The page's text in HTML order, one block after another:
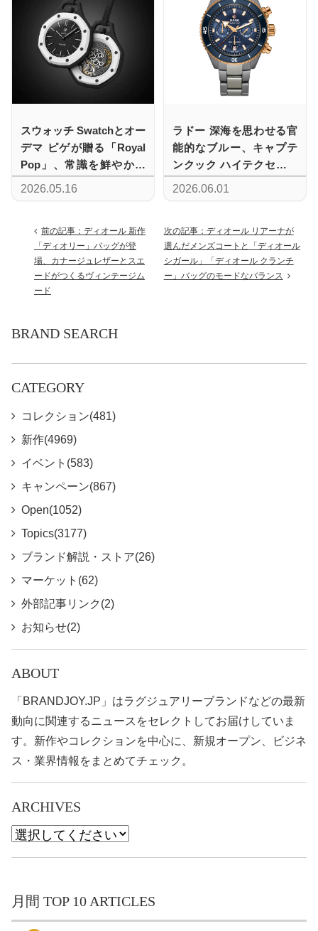
スウォッチ Swatchとオー
デマ ピゲが贈る「Royal
Pop」、常識を鮮やかに
塗り替える革新的なコラ
2026.05.16
ラドー 深海を思わせる官
能的なブルー、キャプテ
ンクック ハイテクセラミ
ック クロノグラフが放つ
2026.06.01
前の記事：ディオール 新作
「ディオリー」バッグが登
場、カナージュレザーとスエ
ードがつくるヴィンテージム
ード
次の記事：ディオール リアーナが
選んだメンズコートと「ディオール
シガール」「ディオール クランチ
ー」バッグのモードなバランス
BRAND SEARCH
CATEGORY
コレクション(481)
新作(4969)
イベント(583)
キャンペーン(867)
Open(1052)
Topics(3177)
ブランド解説・ストア(26)
マーケット(62)
外部記事リンク(2)
お知らせ(2)
ABOUT
「BRANDJOY.JP」はラグジュアリーブランドなどの最新
動向に関連するニュースをセレクトしてお届けしていま
す。新作やコレクションを中心に、新規オープン、ビジネ
ス・業界情報をまとめてチェック。
ARCHIVES
月間 TOP 10 ARTICLES